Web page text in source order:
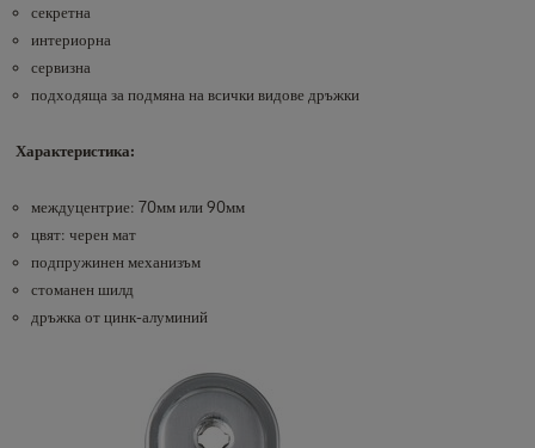
секретна
интериорна
сервизна
подходяща за подмяна на всички видове дръжки
Характеристика:
междуцентрие: 70мм или 90мм
цвят: черен мат
подпружинен механизъм
стоманен шилд
дръжка от цинк-алуминий